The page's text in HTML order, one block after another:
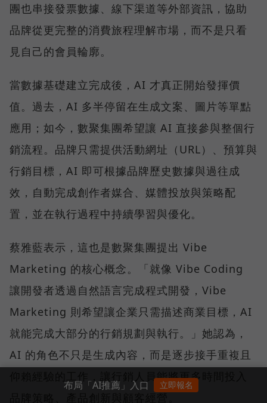
團也串接發票數據、線下渠道等外部資訊，協助
品牌從更完整的消費旅程理解市場，而不是只看
見自己的會員輪廓。
當數據基礎建立完成後，AI 才真正開始發揮價
值。過去，AI 多半停留在生成文案、圖片等單點
應用；如今，數聚集團希望讓 AI 直接參與整個行
銷流程。品牌只需提供活動網址（URL）、預算與
行銷目標，AI 即可根據品牌歷史數據與過往成
效，自動完成創作者媒合、媒體投放與策略配
置，並在執行過程中持續學習與優化。
蔡雅藍表示，這也是數聚集團提出 Vibe
Marketing 的核心概念。「就像 Vibe Coding
讓開發者透過自然語言完成程式開發，Vibe
Marketing 則希望讓企業只需描述商業目標，AI
就能完成大部分的行銷規劃與執行。」她認為，
AI 的角色不只是生成內容，而是逐步接手重複且
仰賴經驗的工作，讓行銷人員能將更多時間投入
布局「AI推薦」入口 立即報名